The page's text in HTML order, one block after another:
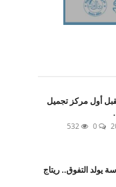
أول مركز تجميل
0
532
يولد التفوق.. ريتاج